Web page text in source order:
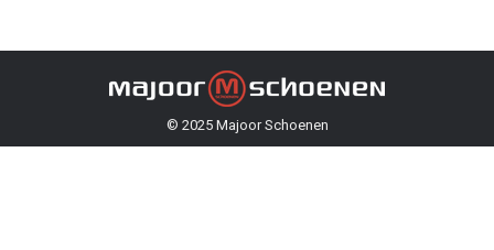
© 2025 Majoor Schoenen